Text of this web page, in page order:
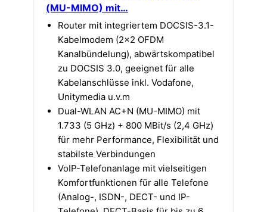
(MU-MIMO) mit…
Router mit integriertem DOCSIS-3.1-
Kabelmodem (2×2 OFDM
Kanalbündelung), abwärtskompatibel
zu DOCSIS 3.0, geeignet für alle
Kabelanschlüsse inkl. Vodafone,
Unitymedia u.v.m
Dual-WLAN AC+N (MU-MIMO) mit
1.733 (5 GHz) + 800 MBit/s (2,4 GHz)
für mehr Performance, Flexibilität und
stabilste Verbindungen
VoIP-Telefonanlage mit vielseitigen
Komfortfunktionen für alle Telefone
(Analog-, ISDN-, DECT- und IP-